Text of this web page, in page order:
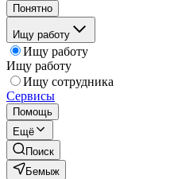
Понятно
Ищу работу
Ищу работу
Ищу работу
Ищу сотрудника
Сервисы
Помощь
Ещё
Поиск
Бемыж